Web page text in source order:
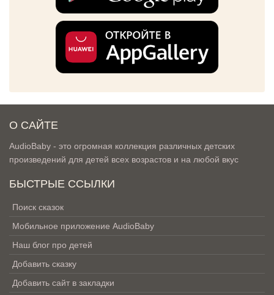
О САЙТЕ
AudioBaby - это огромная коллекция различных детских
произведений для детей всех возрастов и на любой вкус
БЫСТРЫЕ ССЫЛКИ
Поиск сказок
Мобильное приложение AudioBaby
Наш блог про детей
Добавить сказку
Добавить сайт в закладки